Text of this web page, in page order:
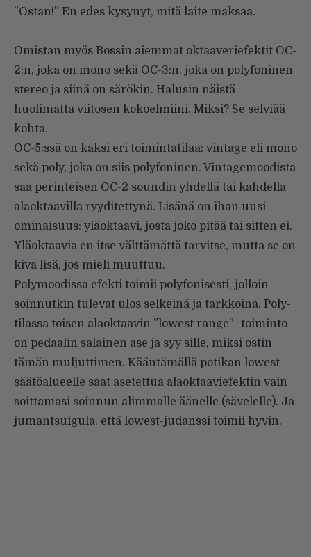
”Ostan!” En edes kysynyt, mitä laite maksaa.
Omistan myös Bossin aiemmat oktaaveriefektit OC-
2:n, joka on mono sekä OC-3:n, joka on polyfoninen
stereo ja siinä on särökin. Halusin näistä
huolimatta viitosen kokoelmiini. Miksi? Se selviää
kohta.
OC-5:ssä on kaksi eri toimintatilaa: vintage eli mono
sekä poly, joka on siis polyfoninen. Vintagemoodista
saa perinteisen OC-2 soundin yhdellä tai kahdella
alaoktaavilla ryyditettynä. Lisänä on ihan uusi
ominaisuus: yläoktaavi, josta joko pitää tai sitten ei.
Yläoktaavia en itse välttämättä tarvitse, mutta se on
kiva lisä, jos mieli muuttuu.
Polymoodissa efekti toimii polyfonisesti, jolloin
soinnutkin tulevat ulos selkeinä ja tarkkoina. Poly-
tilassa toisen alaoktaavin ”lowest range” -toiminto
on pedaalin salainen ase ja syy sille, miksi ostin
tämän muljuttimen. Kääntämällä potikan lowest-
säätöalueelle saat asetettua alaoktaaviefektin vain
soittamasi soinnun alimmalle äänelle (sävelelle). Ja
jumantsuigula, että lowest-judanssi toimii hyvin.